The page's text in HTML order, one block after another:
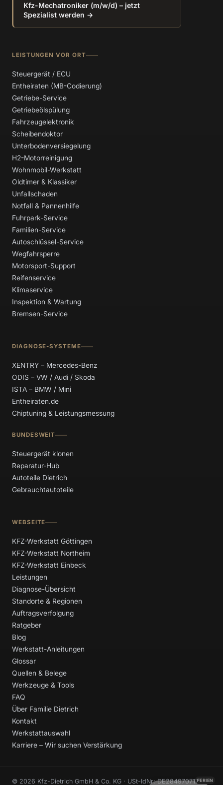
Kfz-Mechatroniker (m/w/d) – jetzt
Spezialist werden →
LEISTUNGEN VOR ORT
Steuergerät / ECU
Entheiraten (MB-Codierung)
Getriebe-Service
Getriebeölspülung
Fahrzeugelektronik
Scheibendoktor
Unterbodenversiegelung
H2-Motorreinigung
Wohnmobil-Werkstatt
Oldtimer & Klassiker
Unfallschaden
Notfall & Pannenhilfe
Fuhrpark-Service
Familien-Service
Autoschlüssel-Service
Wegfahrsperre
Motorsport-Support
Reifenservice
Klimaservice
Inspektion & Wartung
Bremsen-Service
DIAGNOSE-SYSTEME
XENTRY – Mercedes-Benz
ODIS – VW / Audi / Skoda
ISTA – BMW / Mini
Entheiraten.de
Chiptuning & Leistungsmessung
BUNDESWEIT
Steuergerät klonen
Reparatur-Hub
Autoteile Dietrich
Gebrauchtautoteile
WEBSEITE
KFZ-Werkstatt Göttingen
KFZ-Werkstatt Northeim
KFZ-Werkstatt Einbeck
Leistungen
Diagnose-Übersicht
Standorte & Regionen
Auftragsverfolgung
Ratgeber
Blog
Werkstatt-Anleitungen
Glossar
Quellen & Belege
Werkzeuge & Tools
FAQ
Über Familie Dietrich
Kontakt
Werkstattauswahl
Karriere – Wir suchen Verstärkung
© 2026 Kfz-Dietrich GmbH & Co. KG · USt-IdNr: DE284970717